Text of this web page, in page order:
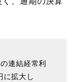
連結経常利
に拡大し